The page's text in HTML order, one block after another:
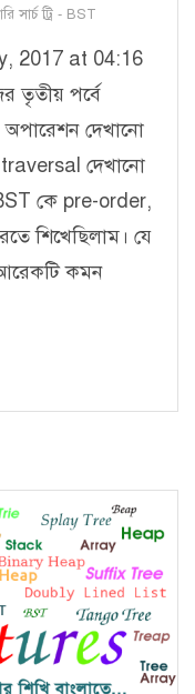
সার্চ ট্রি - BST
2017 at 04:16
তৃতীয় পর্বে
অপারেশন দেখানো
দেখানো
কে pre-order,
শিখেছিলাম। যে
কমন